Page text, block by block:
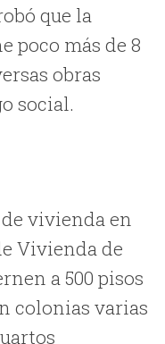
que la
poco más de 8
obras
social.
de vivienda en
Vivienda de
a 500 pisos
colonias varias